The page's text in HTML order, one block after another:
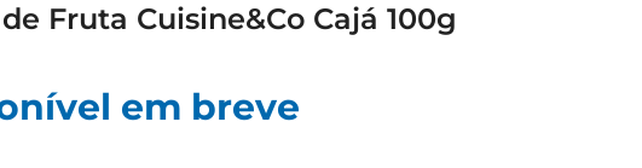
Fruta Cuisine&Co Cajá 100g
em breve